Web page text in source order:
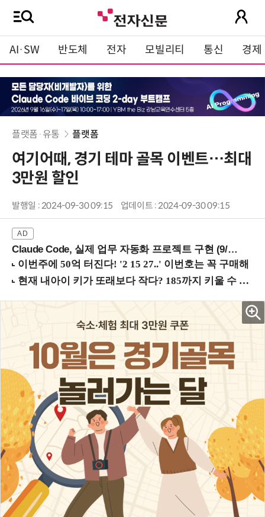
AI·SW 반도체 전자 모빌리티 통신 경제
플랫폼·유통 플랫폼
여기어때, 경기 테마 골목 이벤트…최대
3만원 할인
발행일 : 2024-09-30 09:15 업데이트 : 2024-09-30 09:15
Claude Code, 실제 업무 자동화 프로젝트 구현 (9/16 ~17 강남역)